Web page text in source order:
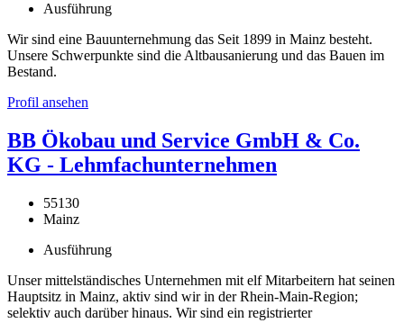
Ausführung
Wir sind eine Bauunternehmung das Seit 1899 in Mainz besteht.
Unsere Schwerpunkte sind die Altbausanierung und das Bauen im
Bestand.
Profil ansehen
BB Ökobau und Service GmbH & Co.
KG - Lehmfachunternehmen
55130
Mainz
Ausführung
Unser mittelständisches Unternehmen mit elf Mitarbeitern hat seinen
Hauptsitz in Mainz, aktiv sind wir in der Rhein-Main-Region;
selektiv auch darüber hinaus. Wir sind ein registrierter